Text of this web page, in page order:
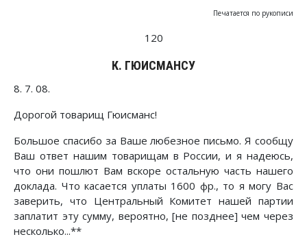
Печатается по рукописи
120
К. ГЮИСМАНСУ
8. 7. 08.
Дорогой товарищ Гюисманс!
Большое спасибо за Ваше любезное письмо. Я сообщу
Ваш ответ нашим товарищам в России, и я надеюсь,
что они пошлют Вам вскоре остальную часть нашего
доклада. Что касается уплаты 1600 фр., то я могу Вас
заверить, что Центральный Комитет нашей партии
заплатит эту сумму, вероятно, [не позднее] чем через
несколько...**